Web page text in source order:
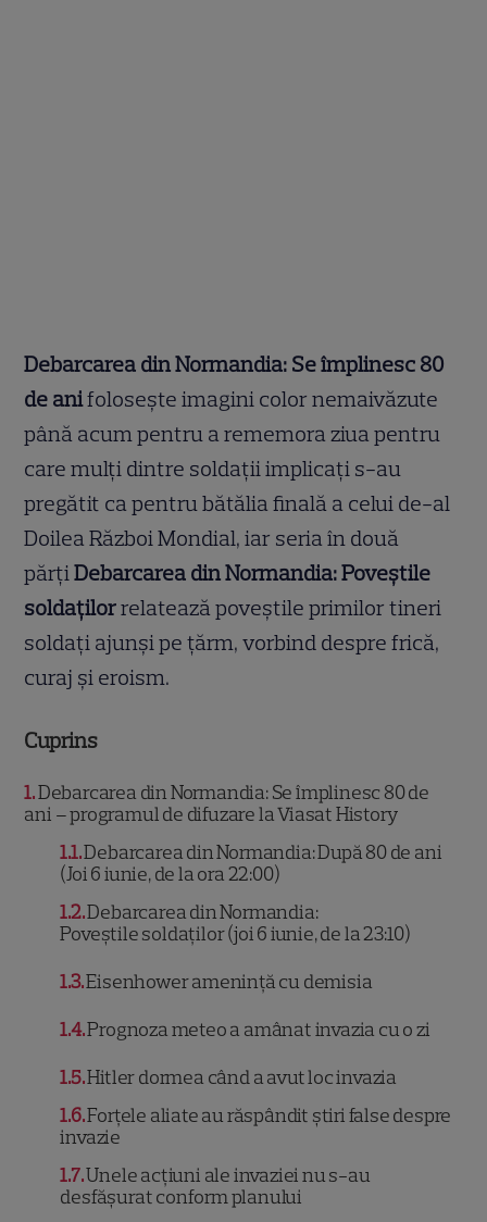
Debarcarea din Normandia: Se împlinesc 80
de anifolosește imagini color nemaivăzute
până acum pentru a rememora ziua pentru
care mulți dintre soldații implicați s-au
pregătit ca pentru bătălia finală a celui de-al
Doilea Război Mondial, iar seria în două
părțiDebarcarea din Normandia: Poveștile
soldațilorrelatează poveștile primilor tineri
soldați ajunși pe țărm, vorbind despre frică,
curaj și eroism.
Cuprins
1 Debarcarea din Normandia: Se împlinesc 80 de
ani – programul de difuzare la Viasat History
1.1Debarcarea din Normandia: După 80 de ani
(Joi 6 iunie, de la ora 22:00)
1.2Debarcarea din Normandia:
Poveștile soldaților (joi 6 iunie, de la 23:10)
1.3Eisenhower amenință cu demisia
1.4Prognoza meteo a amânat invazia cu o zi
1.5Hitler dormea când a avut loc invazia
1.6Forțele aliate au răspândit știri false despre
invazie
1.7Unele acțiuni ale invaziei nu s-au
desfășurat conform planului